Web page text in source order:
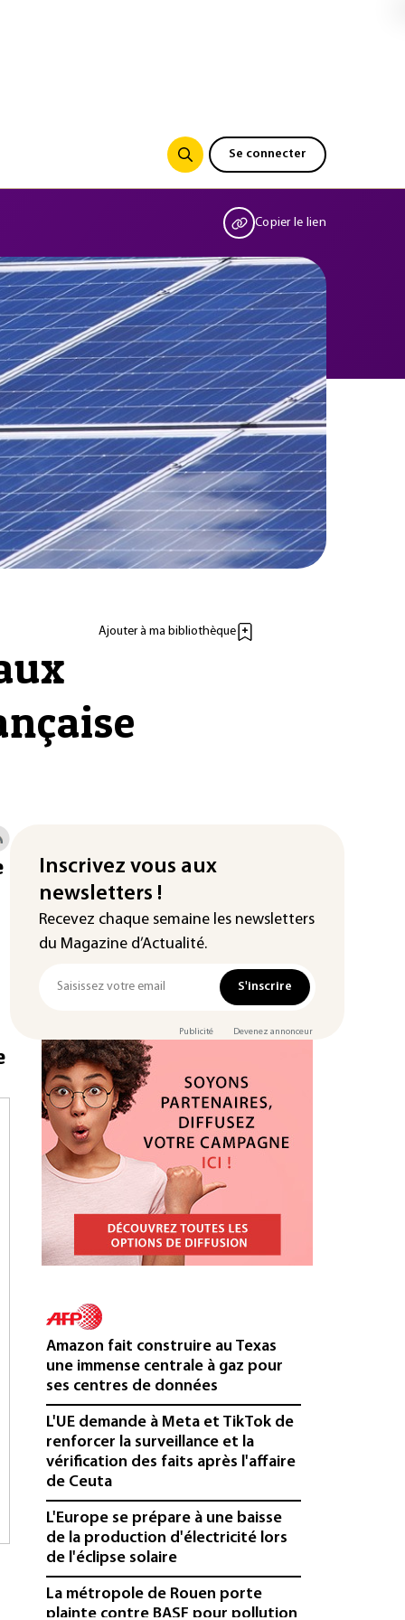
Se connecter
Copier le lien
Ajouter à ma bibliothèque
Inscrivez vous aux
newsletters !
Recevez chaque semaine les newsletters
du Magazine d’Actualité.
S'inscrire
Publicité Devenez annonceur
Amazon fait construire au Texas
une immense centrale à gaz pour
ses centres de données
L'UE demande à Meta et TikTok de
renforcer la surveillance et la
vérification des faits après l'affaire
de Ceuta
L'Europe se prépare à une baisse
de la production d'électricité lors
de l'éclipse solaire
La métropole de Rouen porte
plainte contre BASF pour pollution